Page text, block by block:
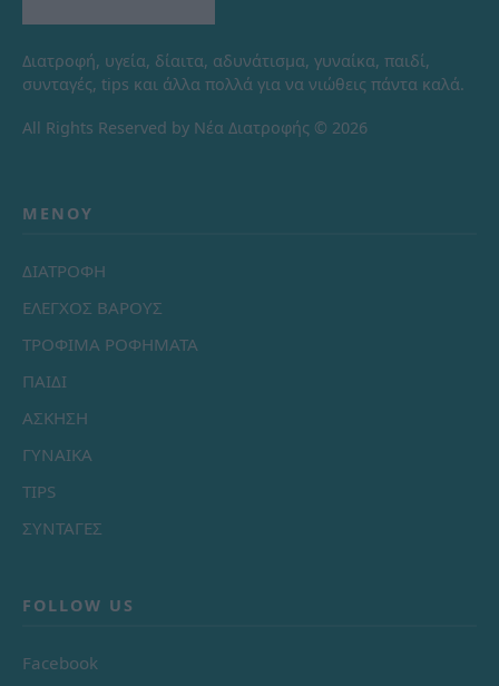
Διατροφή, υγεία, δίαιτα, αδυνάτισμα, γυναίκα, παιδί,
συνταγές, tips και άλλα πολλά για να νιώθεις πάντα καλά.
All Rights Reserved by Νέα Διατροφής © 2026
ΜΕΝΟΎ
ΔΙΑΤΡΟΦΗ
ΕΛΕΓΧΟΣ ΒΑΡΟΥΣ
ΤΡΟΦΙΜΑ ΡΟΦΗΜΑΤΑ
ΠΑΙΔΙ
ΑΣΚΗΣΗ
ΓΥΝΑΙΚΑ
TIPS
ΣΥΝΤΑΓΕΣ
FOLLOW US
Facebook